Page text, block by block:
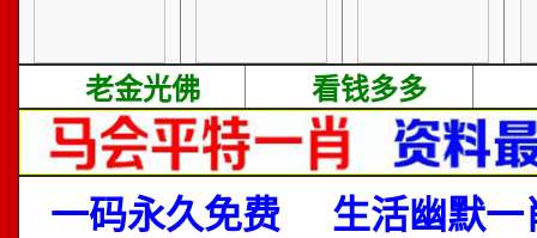
老金光佛 看钱多多
一码永久免费
生活幽默一